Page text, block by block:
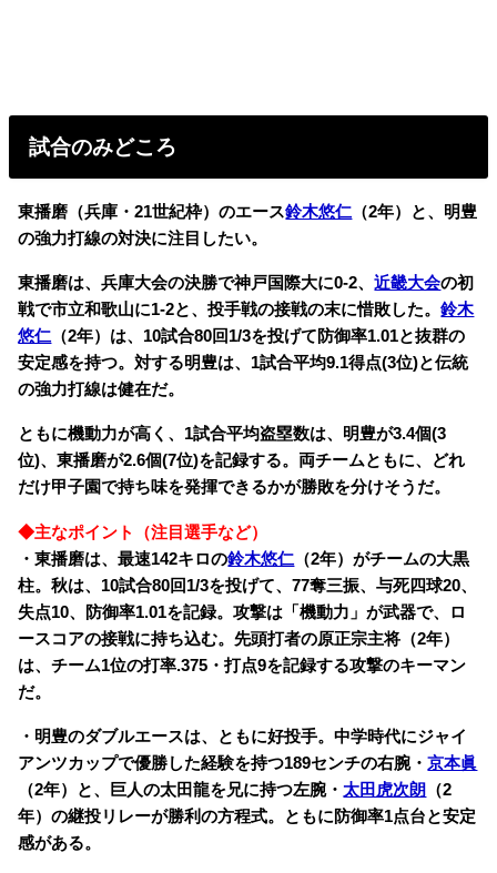
試合のみどころ
東播磨（兵庫・21世紀枠）のエース鈴木悠仁 （2年）と、明豊
の強力打線の対決に注目したい。
東播磨は、兵庫大会の決勝で神戸国際大に0-2、近畿大会の初
戦で市立和歌山に1-2と、投手戦の接戦の末に惜敗した。鈴木
悠仁 （2年）は、10試合80回1/3を投げて防御率1.01と抜群の
安定感を持つ。対する明豊は、1試合平均9.1得点(3位)と伝統
の強力打線は健在だ。
ともに機動力が高く、1試合平均盗塁数は、明豊が3.4個(3
位)、東播磨が2.6個(7位)を記録する。両チームともに、どれ
だけ甲子園で持ち味を発揮できるかが勝敗を分けそうだ。
◆主なポイント（注目選手など）
・東播磨は、最速142キロの鈴木悠仁 （2年）がチームの大黒
柱。秋は、10試合80回1/3を投げて、77奪三振、与死四球20、
失点10、防御率1.01を記録。攻撃は「機動力」が武器で、ロ
ースコアの接戦に持ち込む。先頭打者の原正宗主将（2年）
は、チーム1位の打率.375・打点9を記録する攻撃のキーマン
だ。
・明豊のダブルエースは、ともに好投手。中学時代にジャイ
アンツカップで優勝した経験を持つ189センチの右腕・京本眞
（2年）と、巨人の太田龍を兄に持つ左腕・ 太田虎次朗
（2
年）の継投リレーが勝利の方程式。ともに防御率1点台と安定
感がある。